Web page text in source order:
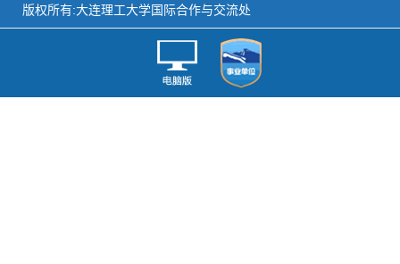
版权所有:大连理工大学国际合作与交流处